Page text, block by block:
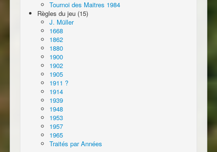
Tournoi des Maitres 1984
Règles du jeu (15)
J. Müller
1668
1862
1880
1900
1902
1905
1911 ?
1914
1939
1948
1953
1957
1965
Traités par Années